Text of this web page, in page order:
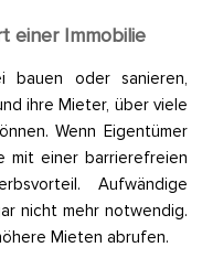
einer Immobilie
bauen oder sanieren,
ihre Mieter, über viele
Wenn Eigentümer
mit einer barrierefreien
Aufwändige
nicht mehr notwendig.
Mieten abrufen.